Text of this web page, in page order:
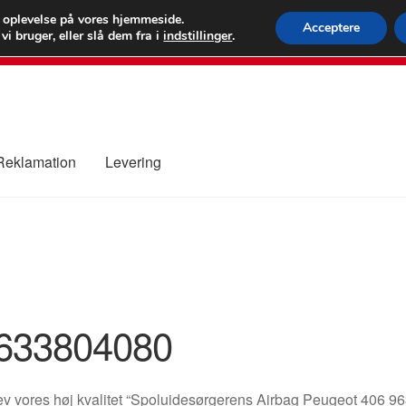
kr.
FEDEX
80 82
Levering
vores høj kvalitet “Spoluidesørgerens Airbag Peugeot 406
på vores hjemmeside.
bruger, eller slå dem fra iindstillinger. Acceptere